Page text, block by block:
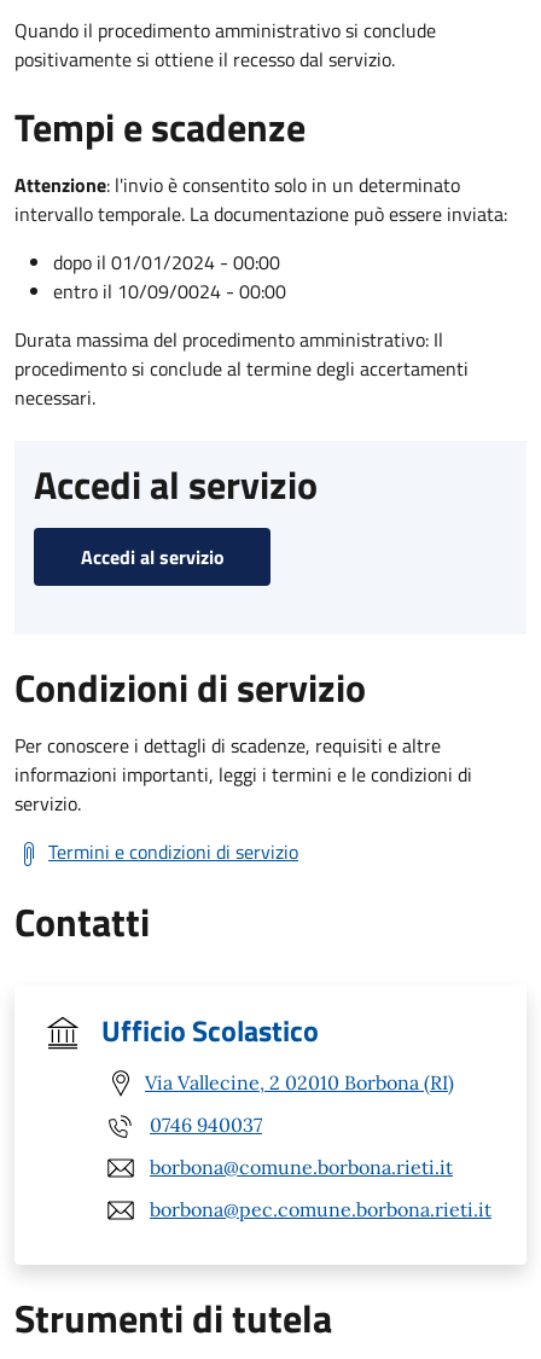
Quando il procedimento amministrativo si conclude
positivamente si ottiene il recesso dal servizio.
Tempi e scadenze
Attenzione: l'invio è consentito solo in un determinato
intervallo temporale. La documentazione può essere inviata:
dopo il 01/01/2024 - 00:00
entro il 10/09/0024 - 00:00
Durata massima del procedimento amministrativo: Il
procedimento si conclude al termine degli accertamenti
necessari.
Accedi al servizio
Accedi al servizio
Condizioni di servizio
Per conoscere i dettagli di scadenze, requisiti e altre
informazioni importanti, leggi i termini e le condizioni di
servizio.
Termini e condizioni di servizio
Contatti
Ufficio Scolastico
Via Vallecine, 2 02010 Borbona (RI)
0746 940037
borbona@comune.borbona.rieti.it
borbona@pec.comune.borbona.rieti.it
Strumenti di tutela